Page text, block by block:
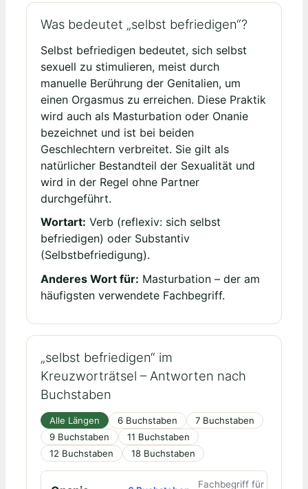
Was bedeutet „selbst befriedigen“?
Selbst befriedigen bedeutet, sich selbst
sexuell zu stimulieren, meist durch
manuelle Berührung der Genitalien, um
einen Orgasmus zu erreichen. Diese Praktik
wird auch als Masturbation oder Onanie
bezeichnet und ist bei beiden
Geschlechtern verbreitet. Sie gilt als
natürlicher Bestandteil der Sexualität und
wird in der Regel ohne Partner
durchgeführt.
Wortart: Verb (reflexiv: sich selbst
befriedigen) oder Substantiv
(Selbstbefriedigung).
Anderes Wort für: Masturbation – der am
häufigsten verwendete Fachbegriff.
„selbst befriedigen“ im
Kreuzworträtsel – Antworten nach
Buchstaben
Alle Längen 6 Buchstaben
7 Buchstaben
9 Buchstaben
11 Buchstaben
12 Buchstaben
18 Buchstaben
Fachbegriff für